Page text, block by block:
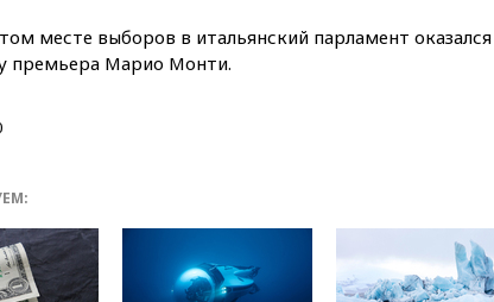
месте выборов в итальянский парламент
премьера Марио Монти.